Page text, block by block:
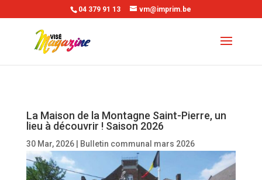
04 379 91 13 vm@imprim.be
La Maison de la Montagne Saint-Pierre, un
lieu à découvrir ! Saison 2026
30 Mar, 2026| Bulletin communal mars 2026